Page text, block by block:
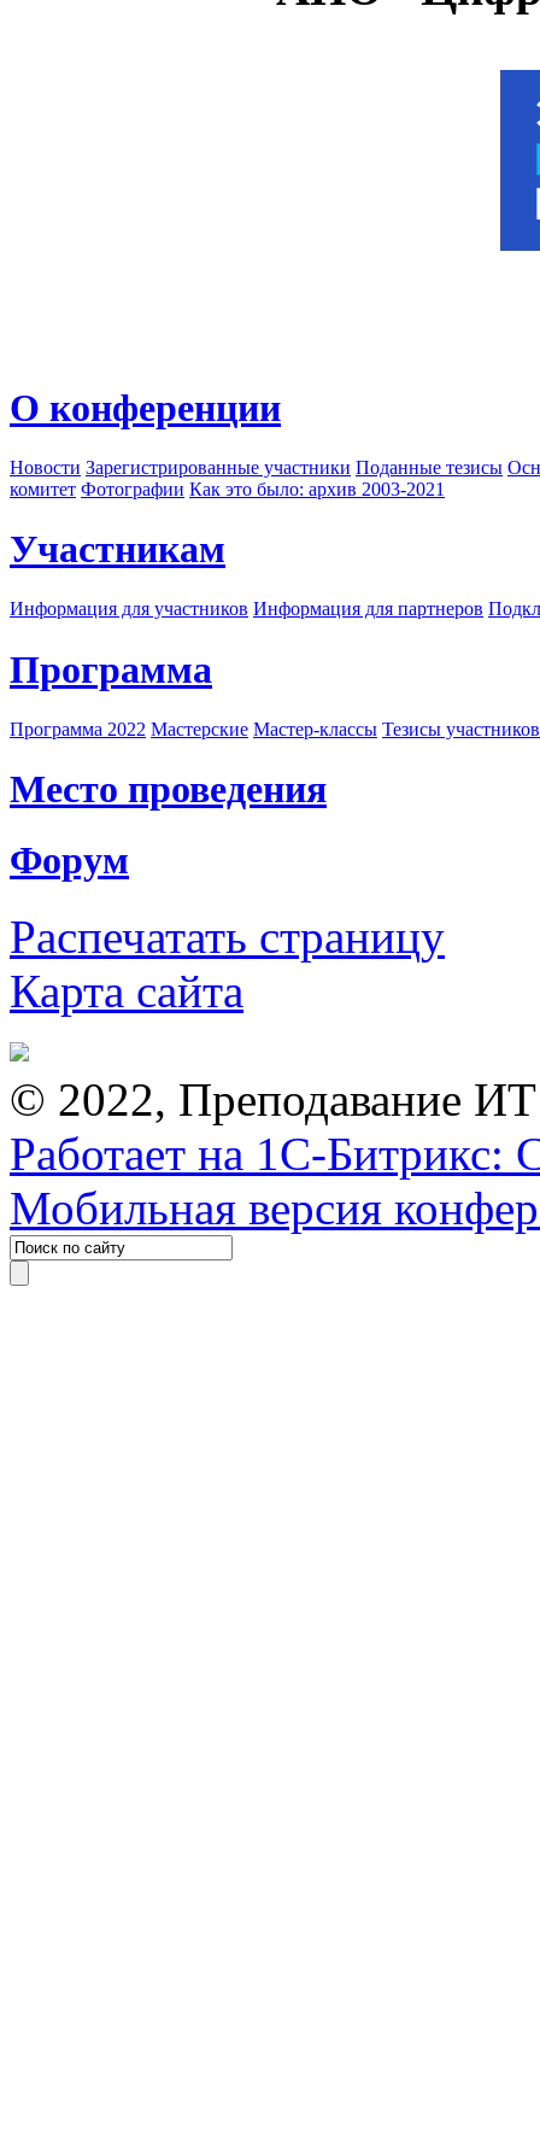
О конференции
Новости Зарегистрированные участники Поданные тезисы
комитет Фотографии Как это было: архив 2003-2021
Участникам
Информация для участников Информация для партнеров
Программа
Программа 2022 Мастерские Мастер-классы Тезисы
Место проведения
Форум
Распечатать страницу
Карта сайта
© 2022, Преподавание
Работает на 1С-Битрикс:
Мобильная версия